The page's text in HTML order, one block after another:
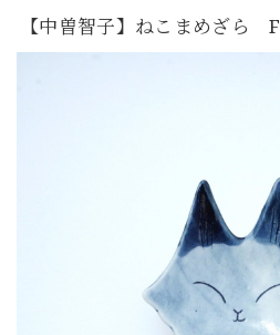
【中曽智子】ねこまめざら F